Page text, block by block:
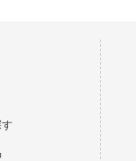
す